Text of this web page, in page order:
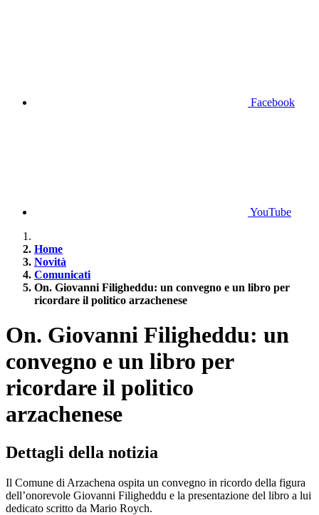
Facebook
YouTube
Home
Novità
Comunicati
On. Giovanni Filigheddu: un convegno e un libro per
ricordare il politico arzachenese
On. Giovanni Filigheddu: un
convegno e un libro per
ricordare il politico
arzachenese
Dettagli della notizia
Il Comune di Arzachena ospita un convegno in ricordo della figura
dell’onorevole Giovanni Filigheddu e la presentazione del libro a lui
dedicato scritto da Mario Roych.